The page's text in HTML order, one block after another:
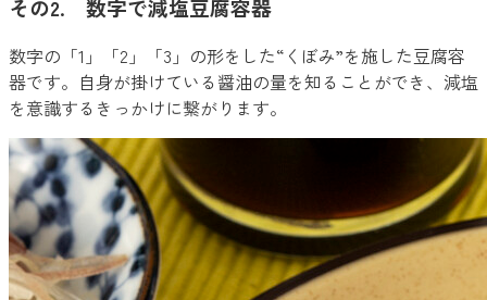
その2. 数字で減塩豆腐容器
数字の「1」「2」「3」の形をした“くぼみ”を施した豆腐容
器です。自身が掛けている醤油の量を知ることができ、減塩
を意識するきっかけに繋がります。